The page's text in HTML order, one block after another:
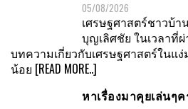
05/08/2026
เศรษฐศาสตร์ชาวบ้
บุญเลิศชัย ในเวลาที่
บทความเกี่ยวกับเศรษฐศาสตร์ในแ
น้อย [READ MORE..]
หาเรื่องมาคุยเล่นๆ